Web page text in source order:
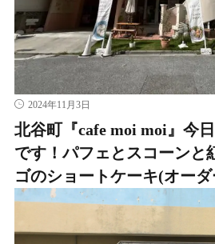
2024年11月3日
北谷町『cafe moi moi』今
です！パフェとスコーンと
ゴのショートケーキ(オー